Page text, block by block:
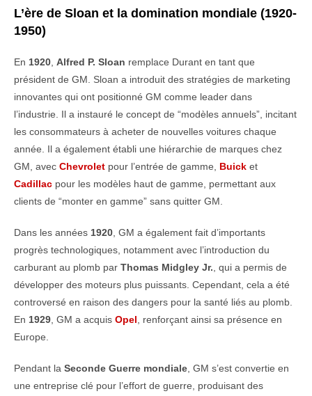
L’ère de Sloan et la domination mondiale (1920-
1950)
En 1920, Alfred P. Sloan remplace Durant en tant que
président de GM. Sloan a introduit des stratégies de marketing
innovantes qui ont positionné GM comme leader dans
l’industrie. Il a instauré le concept de “modèles annuels”, incitant
les consommateurs à acheter de nouvelles voitures chaque
année. Il a également établi une hiérarchie de marques chez
GM, avec Chevrolet pour l’entrée de gamme, Buick et
Cadillac pour les modèles haut de gamme, permettant aux
clients de “monter en gamme” sans quitter GM.
Dans les années 1920, GM a également fait d’importants
progrès technologiques, notamment avec l’introduction du
carburant au plomb par Thomas Midgley Jr., qui a permis de
développer des moteurs plus puissants. Cependant, cela a été
controversé en raison des dangers pour la santé liés au plomb.
En 1929, GM a acquis Opel, renforçant ainsi sa présence en
Europe.
Pendant la Seconde Guerre mondiale, GM s’est convertie en
une entreprise clé pour l’effort de guerre, produisant des